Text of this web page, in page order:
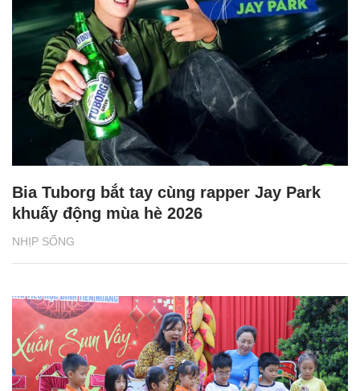
NHỊP SỐNG
Bia Tuborg bắt tay cùng rapper Jay Park
khuấy động mùa hè 2026